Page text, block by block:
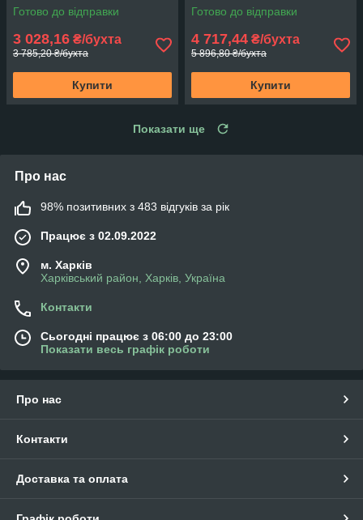
Готово до відправки
3 028,16 ₴/бухта
3 785,20 ₴/бухта
Купити
Готово до відправки
4 717,44 ₴/бухта
5 896,80 ₴/бухта
Купити
Показати ще
Про нас
98% позитивних з 483 відгуків за рік
Працює з 02.09.2022
м. Харків
Харківський район, Харків, Україна
Контакти
Сьогодні працює з 06:00 до 23:00
Показати весь графік роботи
Про нас
Контакти
Доставка та оплата